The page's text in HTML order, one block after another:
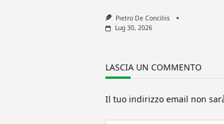
Pietro De Conciliis
Lug 30, 2026
LASCIA UN COMMENTO
Il tuo indirizzo email non